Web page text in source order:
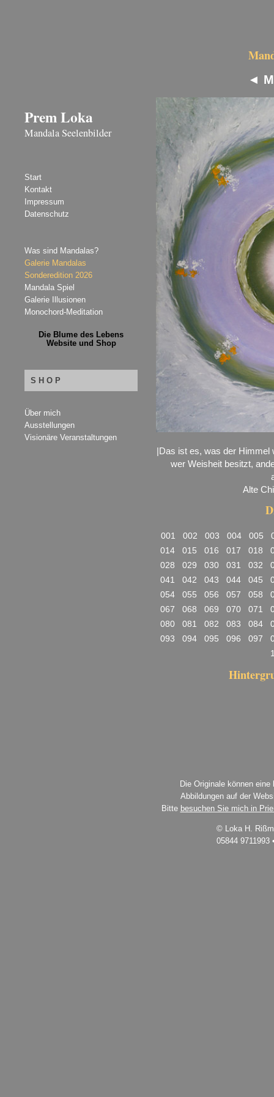
Prem Loka
Mandala Seelenbilder
Start
Kontakt
Impressum
Datenschutz
Was sind Mandalas?
Galerie Mandalas
Sonderedition 2026
Mandala Spiel
Galerie Illusionen
Monochord-Meditation
Die Blume des Lebens
Website und Shop
SHOP
Über mich
Ausstellungen
Visionäre Veranstaltungen
◄
|Das ist es, was der Himmel
wer Weisheit besitzt,
Alte
001 002 003 004 005
014
015 016 017 018
028
029 030 031 032
041
042 043 044 045
054
055 056 057 058
067
068 069 070 071
080
081 082 083 084
093
094 095 096 097
Die Originale können
Abbildungen auf der
Bitte besuchen Sie mich in
© Loka H.
05844 9711993